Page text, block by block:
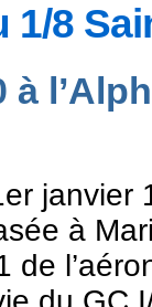
1/8
à
janvier
à
de